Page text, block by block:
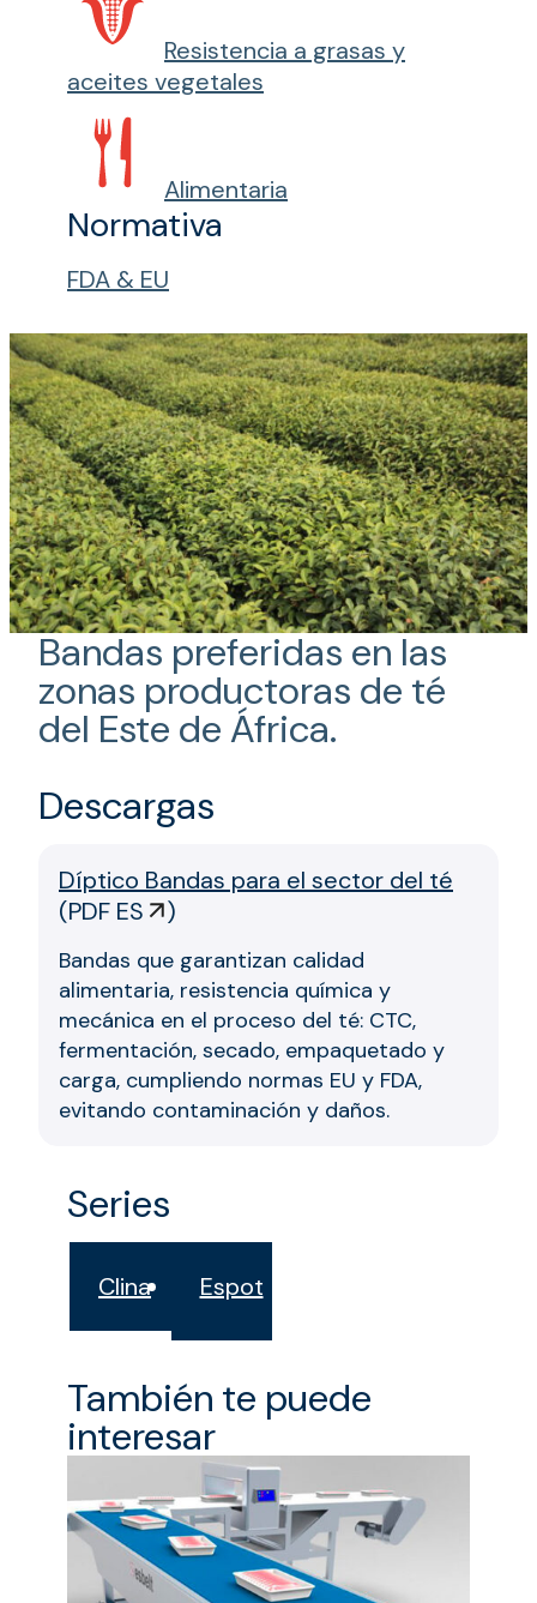
Resistencia a grasas y
aceites vegetales
Alimentaria
Normativa
FDA & EU
Bandas preferidas en las
zonas productoras de té
del Este de África.
Descargas
Díptico Bandas para el sector del té
(PDF ES )
Bandas que garantizan calidad
alimentaria, resistencia química y
mecánica en el proceso del té: CTC,
fermentación, secado, empaquetado y
carga, cumpliendo normas EU y FDA,
evitando contaminación y daños.
Series
Clina Espot
También te puede
interesar